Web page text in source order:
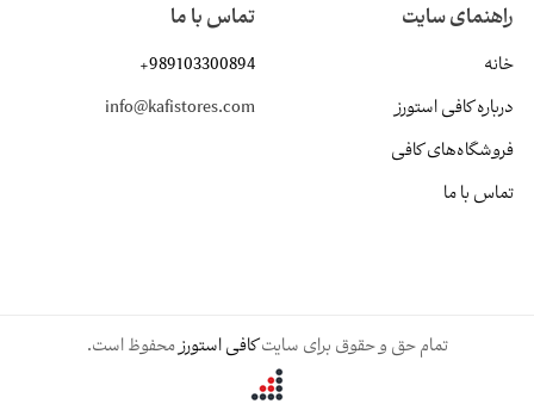
راهنمای سایت
خانه
درباره کافی استورز
فروشگاه‌های کافی
تماس با ما
تماس با ما
+989103300894
info@kafistores.com
تمام حق و حقوق برای سایتکافی استورزمحفوظ است.